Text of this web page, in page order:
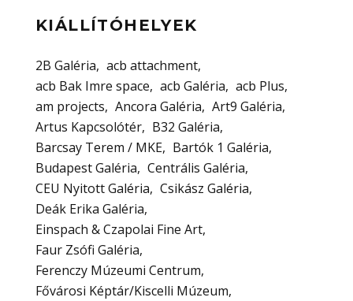
KIÁLLÍTÓHELYEK
2B Galéria
acb attachment
acb Bak Imre space
acb Galéria
acb Plus
am projects
Ancora Galéria
Art9 Galéria
Artus Kapcsolótér
B32 Galéria
Barcsay Terem / MKE
Bartók 1 Galéria
Budapest Galéria
Centrális Galéria
CEU Nyitott Galéria
Csikász Galéria
Deák Erika Galéria
Einspach & Czapolai Fine Art
Faur Zsófi Galéria
Ferenczy Múzeumi Centrum
Fővárosi Képtár/Kiscelli Múzeum